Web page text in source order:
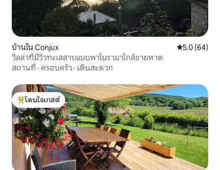
บ้านใน Conjux คะแนนเฉลี่ย
5.0 (64)
วิลล่าที่มีวิวทะเลสาบแบบพาโนรามาใกล้ชายหาด
สถานที่ · ครอบครัว · เดินสะดวก
โดนใจเกสต์ที่สุด
โดนใจเกสต์